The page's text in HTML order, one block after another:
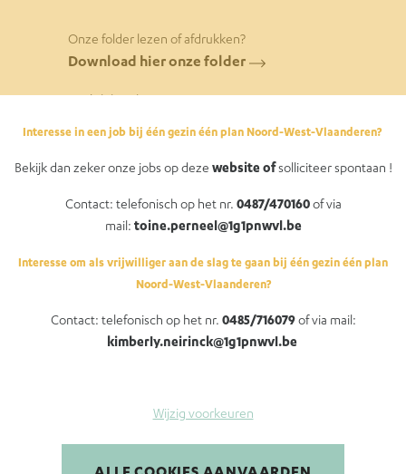
Onze folder lezen of afdrukken?
Download hier onze folder
Suggesties of klachten
Hulp bij aanmeldingen
Interesse in een job bij één gezin één plan Noord-West-Vlaanderen?
Bekijk dan zeker onze jobs op deze website ofsolliciteer spontaan !
Contact: telefonisch op het nr. 0487/470160of via
mail: toine.perneel@1g1pnwvl.be
Interesse om als vrijwilliger aan de slag te gaan bij één gezin één plan
Noord-West-Vlaanderen?
Contact: telefonisch op het nr. 0485/716079of via mail:
kimberly.neirinck@1g1pnwvl.be
Wijzig voorkeuren